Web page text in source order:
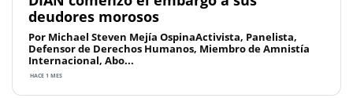
deudores morosos
Por Michael Steven Mejía OspinaActivista, Panelista,
Defensor de Derechos Humanos, Miembro de Amnistía
Internacional, Abo...
HACE 1 MES